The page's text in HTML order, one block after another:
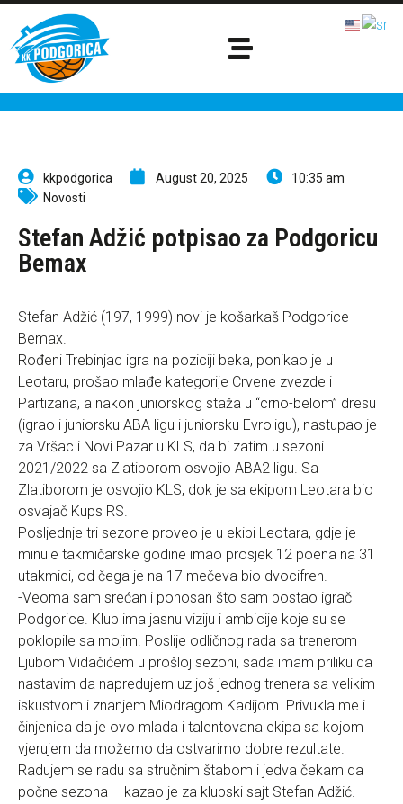
kkpodgorica August 20, 2025
10:35 am
Novosti
Stefan Adžić potpisao za Podgoricu
Bemax
Stefan Adžić (197, 1999) novi je košarkaš Podgorice
Bemax.
Rođeni Trebinjac igra na poziciji beka, ponikao je u
Leotaru, prošao mlađe kategorije Crvene zvezde i
Partizana, a nakon juniorskog staža u “crno-belom” dresu
(igrao i juniorsku ABA ligu i juniorsku Evroligu), nastupao je
za Vršac i Novi Pazar u KLS, da bi zatim u sezoni
2021/2022 sa Zlatiborom osvojio ABA2 ligu. Sa
Zlatiborom je osvojio KLS, dok je sa ekipom Leotara bio
osvajač Kups RS.
Posljednje tri sezone proveo je u ekipi Leotara, gdje je
minule takmičarske godine imao prosjek 12 poena na 31
utakmici, od čega je na 17 mečeva bio dvocifren.
-Veoma sam srećan i ponosan što sam postao igrač
Podgorice. Klub ima jasnu viziju i ambicije koje su se
poklopile sa mojim. Poslije odličnog rada sa trenerom
Ljubom Vidačićem u prošloj sezoni, sada imam priliku da
nastavim da napredujem uz još jednog trenera sa velikim
iskustvom i znanjem Miodragom Kadijom. Privukla me i
činjenica da je ovo mlada i talentovana ekipa sa kojom
vjerujem da možemo da ostvarimo dobre rezultate.
Radujem se radu sa stručnim štabom i jedva čekam da
počne sezona – kazao je za klupski sajt Stefan Adžić.